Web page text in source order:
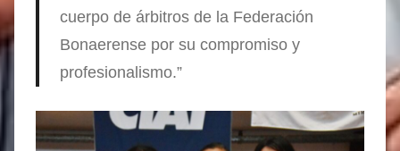
cuerpo de árbitros de la Federación
Bonaerense por su compromiso y
profesionalismo.”